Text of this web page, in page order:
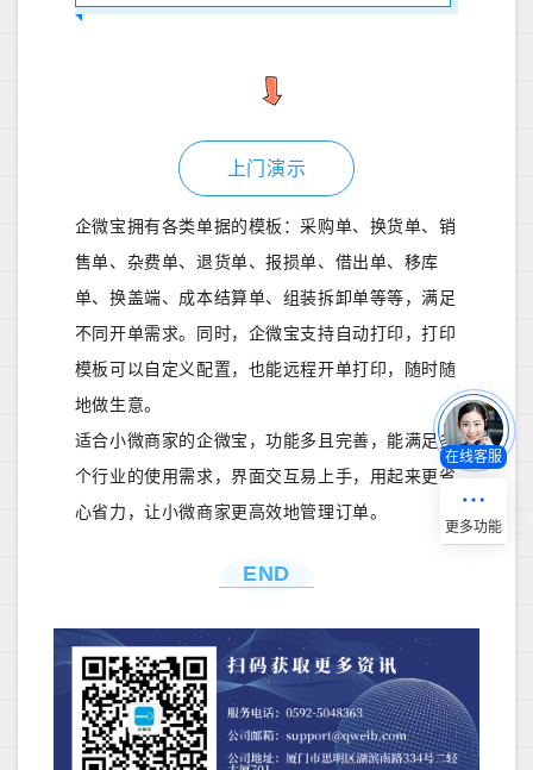
上门演示
企微宝拥有各类单据的模板：采购单、换货单、销
售单、杂费单、退货单、报损单、借出单、移库
单、换盖端、成本结算单、组装拆卸单等等，满足
不同开单需求。同时，企微宝支持自动打印，打印
模板可以自定义配置，也能远程开单打印，随时随
地做生意。
适合小微商家的企微宝，功能多且完善，能满足多
个行业的使用需求，界面交互易上手，用起来更省
心省力，让小微商家更高效地管理订单。
END
在线客服